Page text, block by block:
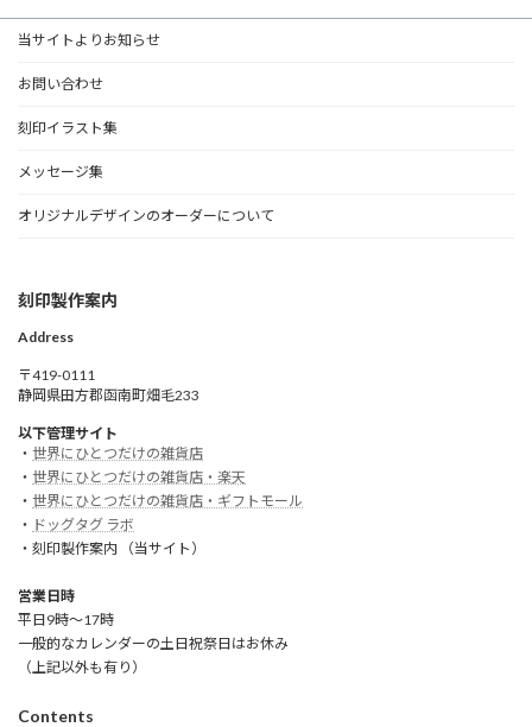
当サイトよりお知らせ
お問い合わせ
刻印イラスト集
メッセージ集
オリジナルデザインのオーダーについて
刻印製作案内
Address
〒419-0111
静岡県田方郡函南町畑毛233
以下管理サイト
・ 世界にひとつだけの雑貨店
・ 世界にひとつだけの雑貨店・楽天
・ 世界にひとつだけの雑貨店・ギフトモール
・ ドッグタグ ラボ
・刻印製作案内 （当サイト）
営業日時
平日9時～17時
一般的なカレンダーの土日祝祭日はお休み
（上記以外も有り）
Contents